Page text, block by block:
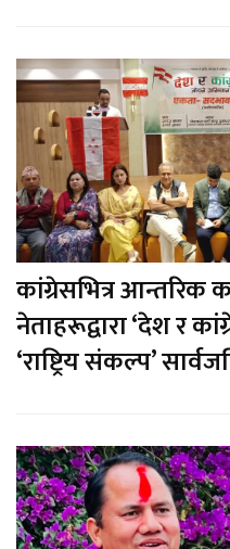
कांग्रेसभित्र आन्तरिक
नेताहरूद्वारा ‘देश र
‘राष्ट्रिय संकल्प’